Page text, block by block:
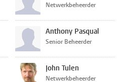
Netwerkbeheerder
Anthony Pasqual
Senior Beheerder
John Tulen
Netwerkbeheerder